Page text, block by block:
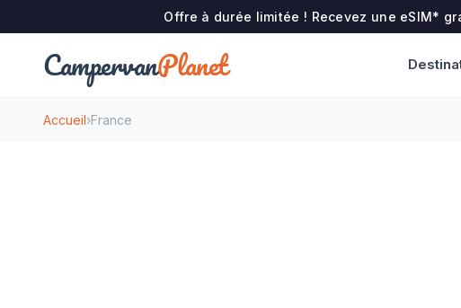
Offre à durée limitée ! Recevez une eSIM*
CampervanPlanet
Accueil›France